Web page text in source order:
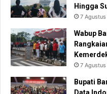
Hingga
7
Wabup
7
Bupati